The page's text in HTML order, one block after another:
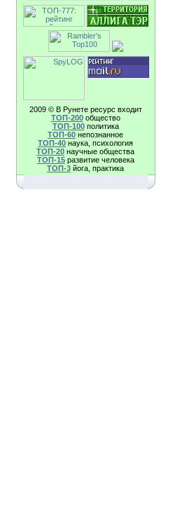
2009 © В Рунете ресурс входит
TOП-200общество
TOП-100политика
TOП-60 непознанное
TOП-40 наука, психология
TOП-20 научные общества
TOП-15 развитие человека
TOП-3 йога, практика